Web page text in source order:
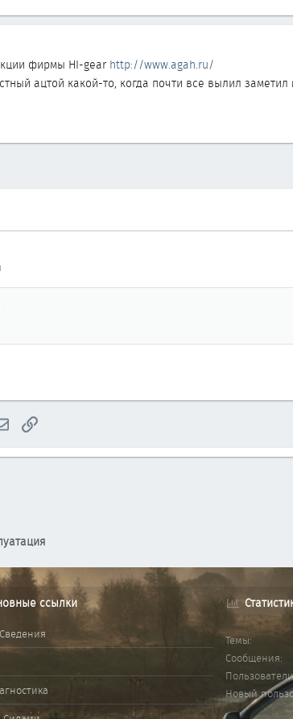
фирмы HI-gear http://www.agah.ru/
ацтой какой-то, когда почти все вылил
Электронная почта
Ссылка
ссылки
Темы
Сообщения
Пользователи
Новый